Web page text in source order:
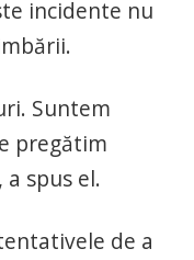
incidente nu
Suntem
pregătim
spus el.
de a